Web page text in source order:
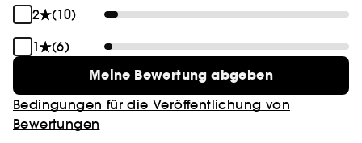
2
(10)
1
(6)
Meine Bewertung abgeben
Bedingungen für die Veröffentlichung von
Bewertungen